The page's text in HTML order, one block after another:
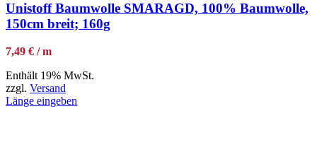
Unistoff Baumwolle SMARAGD, 100% Baumwolle,
150cm breit; 160g
7,49 € / m
Enthält 19% MwSt.
zzgl. Versand
Länge eingeben